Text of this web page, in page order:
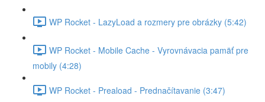
WP Rocket - LazyLoad a rozmery pre obrázky (5:42)
WP Rocket - Mobile Cache - Vyrovnávacia pamäť pre
mobily (4:28)
WP Rocket - Preaload - Prednačítavanie (3:47)